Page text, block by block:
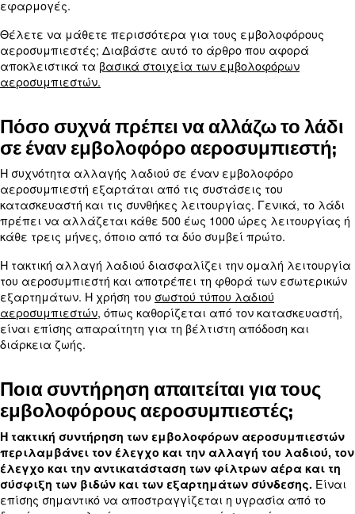
μειονεκτήματα των
αεροσυμπιεστών;
Οι εμβολοφόροι αεροσυμπιεστές προσφέρουν
πλεονεκτήματα, όπως υψηλή έξοδος πίεσης,
ευέλικτα και μπορούν να διαχειριστούν μια
εργασιών, από την τροφοδοσία πνευματικών
μέχρι το φούσκωμα ελαστικών.
Ωστόσο, έχουν και μειονεκτήματα, όπως
θορύβου, συχνότερες απαιτήσεις συντήρησης και
κραδασμών.
Λόγω του διαλείποντος κύκλου τους, ενδέχεται
αποτελούν αποτελεσματική επιλογή για
εφαρμογές.
Θέλετε να μάθετε περισσότερα για τους
αποκλειστικά ταβασικά στοιχεία των
αεροσυμπιεστών.
Πόσο συχνά πρέπει να αλλάζω
σε έναν εμβολοφόρο